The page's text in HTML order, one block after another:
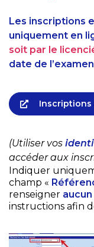
Les inscriptions
uniquement en
soit par le
date de l’examen
Inscriptions
(Utiliser vos
accéder aux
Indiquer
champ «
renseigner
instructions afin